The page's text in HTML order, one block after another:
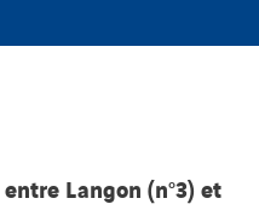
entre Langon (n°3) et